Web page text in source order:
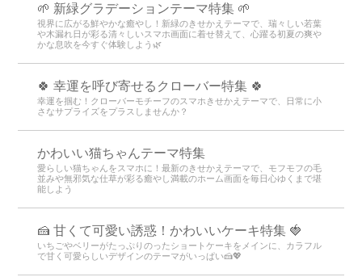
🌱 新緑グラデーションテーマ特集 🌱
視界に広がる鮮やかな癒やし！新緑のきせかえテーマで、瑞々しい若葉
や木漏れ日が彩る清々しいスマホ画面に着せ替えて、心躍る初夏の爽や
かな息吹を今すぐ体験しよう🌿
🍀 幸運を呼び寄せるクローバー特集 🍀
幸運を掴む！クローバーモチーフのスマホきせかえテーマで、日常に小
さなサプライズをプラスしませんか？
かわいい猫ちゃんテーマ特集
愛らしい猫ちゃんをスマホに！最新のきせかえテーマで、モフモフの毛
並みや無邪気な仕草が彩る癒やし満載のホーム画面を毎日心ゆくまで堪
能しよう
🍰 甘くて可愛い誘惑！かわいいケーキ特集 🍓
いちごやベリーがたっぷりのったショートケーキをメインに、カラフル
で甘く可愛らしいデザインのテーマがいっぱい🍰💖